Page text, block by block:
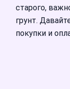
старого,
грунт.
покупки и